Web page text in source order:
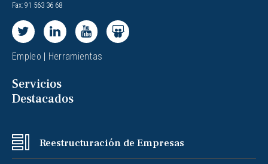
Fax: 91 563 36 68
Empleo | Herramientas
Servicios
Destacados
Reestructuración de Empresas